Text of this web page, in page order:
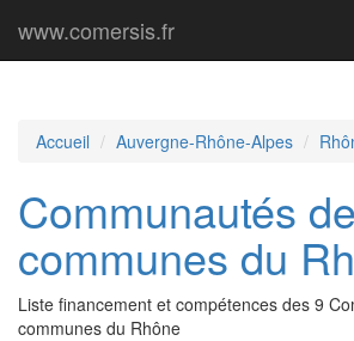
www.comersis.fr
Accueil Auvergne-Rhône-Alpes
Communautés de
communes du
Liste financement et compétences des 9
communes du Rhône